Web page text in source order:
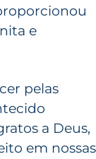
e
pelas
a Deus,
em nossas